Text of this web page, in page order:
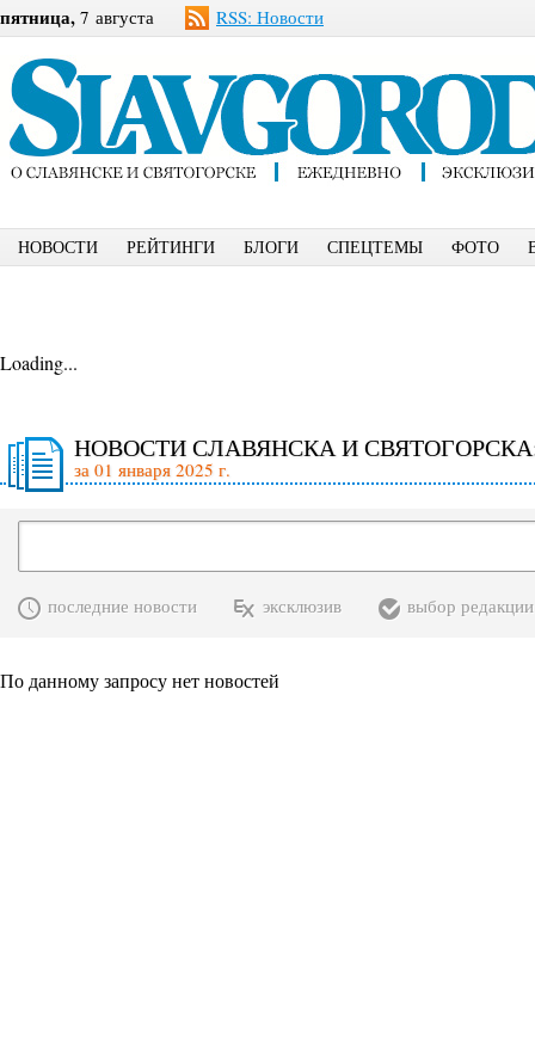
пятница, 7 августа RSS: Новости
НОВОСТИ РЕЙТИНГИ БЛОГИ СПЕЦТЕМЫ ФОТО
Loading...
НОВОСТИ СЛАВЯНСКА И
за 01 января 2025 г.
последние новости эксклюзив выбор редакции
По данному запросу нет новостей